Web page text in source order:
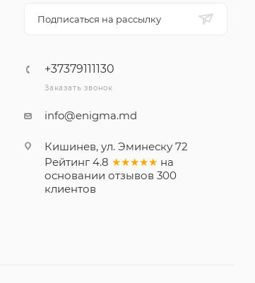
Подписаться на рассылку
+37379111130
Заказать звонок
info@enigma.md
Кишинев, ул. Эминеску 72
Рейтинг 4.8 ★★★★★ на
основании отзывов 300
клиентов